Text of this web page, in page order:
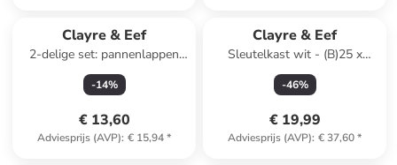
Clayre & Eef
2-delige set: pannenlappen
crème/lichtroze - (L)20 x (B)20
cm
-14%
€ 13,60
Adviesprijs (AVP): € 15,94*
Clayre & Eef
Sleutelkast wit - (B)25 x
(H)31 x (D)7 cm
-46%
€ 19,99
Adviesprijs (AVP): € 37,60*